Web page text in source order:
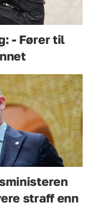
- Fører til
straff enn